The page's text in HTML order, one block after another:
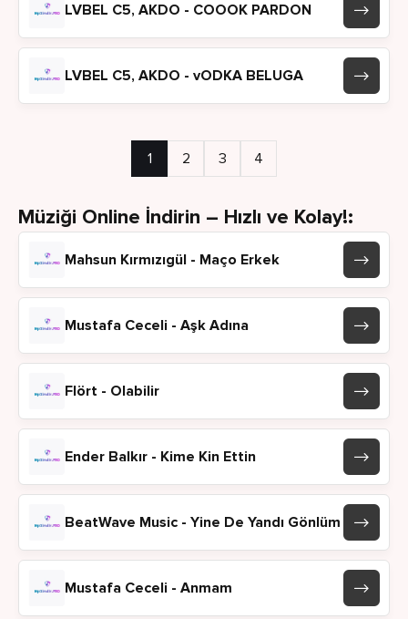
LVBEL C5, AKDO - COOOK PARDON
LVBEL C5, AKDO - vODKA BELUGA
1 2 3 4
Müziği Online İndirin – Hızlı ve Kolay!:
Mahsun Kırmızıgül - Maço Erkek
Mustafa Ceceli - Aşk Adına
Flört - Olabilir
Ender Balkır - Kime Kin Ettin
BeatWave Music - Yine De Yandı Gönlüm
Mustafa Ceceli - Anmam